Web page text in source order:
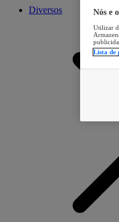
Diversos Nós e
Utilizar
Lista de